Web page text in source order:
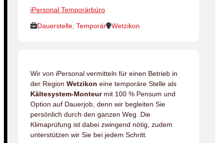
iPersonal Temporärbüro
Dauerstelle, Temporär Wetzikon
Wir von iPersonal vermitteln für einen Betrieb in
der Region Wetzikon eine temporäre Stelle als
Kältesystem-Monteurmit 100 % Pensum und
Option auf Dauerjob, denn wir begleiten Sie
persönlich durch den ganzen Weg. Die
Klimaprüfung ist dabei zwingend nötig, zudem
unterstützen wir Sie bei jedem Schritt.